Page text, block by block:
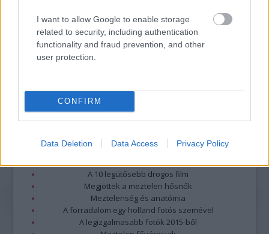
I want to allow Google to enable storage
related to security, including authentication
functionality and fraud prevention, and other
user protection.
CONFIRM
Data Deletion Data Access Privacy Policy
nem vállal, azokat nem ellenőrzi. Kifogás esetén forduljon a blog szerkesztőjéhez.
Részletek a Felhasználási feltételekben és az adatvédelmi tájékoztatóban
Megdöbbentő fotók a néptelen fővárosról
A 10 legütősebb drogos film
Megjöttek a meztelen hősnők
Meztelenség és anatómia
A forradalom egy holland fotós szemével
A legizgalmasabb fotók 2015-ből